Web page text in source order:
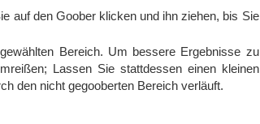
auf den Goober klicken und ihn ziehen, bis Sie
Bereich. Um bessere Ergebnisse zu
Lassen Sie stattdessen einen kleinen
den nicht gegooberten Bereich verläuft.